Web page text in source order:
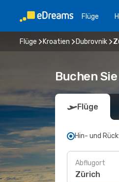
Flüge
Flüge Kroatien Dubrovnik
Buchen
Flüge
Hin- und
Abflugort